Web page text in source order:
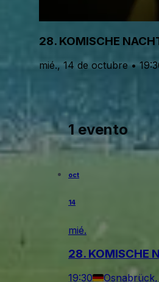
28. KOMISCHE
mié., 14 de octubre •
1 evento
oct
14
mié.
28. KOMISCHE
19:30